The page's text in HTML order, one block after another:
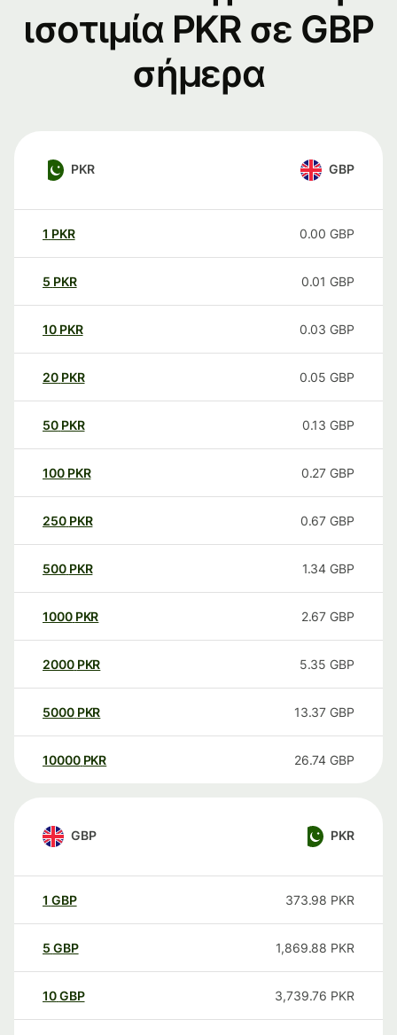
ισοτιμία PKR σε GBP
σήμερα
PKR GBP
1 PKR 0.00 GBP
5 PKR 0.01 GBP
10 PKR 0.03 GBP
20 PKR 0.05 GBP
50 PKR 0.13 GBP
100 PKR 0.27 GBP
250 PKR 0.67 GBP
500 PKR 1.34 GBP
1000 PKR 2.67 GBP
2000 PKR 5.35 GBP
5000 PKR 13.37 GBP
10000 PKR 26.74 GBP
GBP PKR
1 GBP 373.98 PKR
5 GBP 1,869.88 PKR
10GBP 3,739.76 PKR